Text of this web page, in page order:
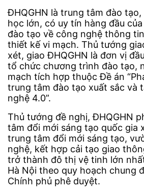
ĐHQGHN là trung tâm đào
học lớn, có uy tín hàng đầu
đào tạo về công nghệ thông
thiết kế vi mạch. Thủ tướng
xét, giao ĐHQGHN là đơn vị
tổ chức chương trình đào tạo,
mạch tích hợp thuộc Đề án
trung tâm đào tạo xuất sắc và
nghệ 4.0”.
Thủ tướng đề nghị, ĐHQGHN
tâm đổi mới sáng tạo quốc gia
trung tâm đổi mới sáng tạo,
nghệ, kết hợp cải tạo giao
trở thành đô thị vệ tinh lớn
Hà Nội theo quy hoạch chung
Chính phủ phê duyệt.